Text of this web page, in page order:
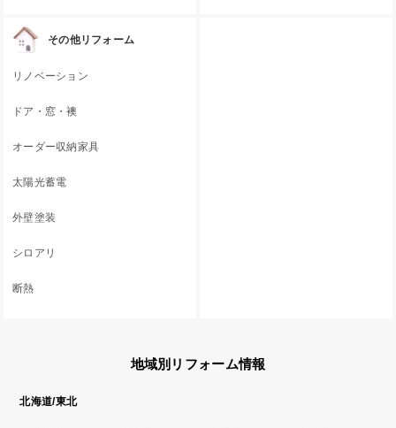
その他リフォーム
リノベーション
ドア・窓・襖
オーダー収納家具
太陽光蓄電
外壁塗装
シロアリ
断熱
地域別リフォーム情報
北海道/東北